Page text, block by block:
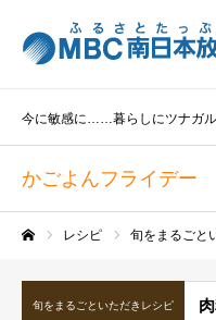
かごよんフライデー
今に敏感に……暮らしにツナガル
レシピ 旬をまるごと
旬をまるごといただきレシピ